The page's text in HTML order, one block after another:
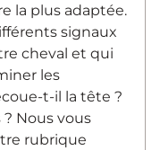
la plus adaptée.
signaux
cheval et qui
les
t-il la tête ?
Nous vous
rubrique